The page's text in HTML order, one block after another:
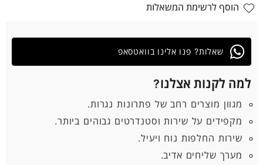
הוסף לרשימת המשאלות
למה לקנות אצלנו?
מגוון מוצרים רחב של פתרונות נגרות.
מקפידים על שירות וסטנדרטים גבוהים ביותר.
שירות החלפות נוח ויעיל.
מערך שליחים אדיב.
שאלות? פנו אלינו בוואטסאפ